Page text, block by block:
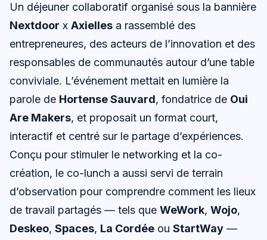
Un déjeuner collaboratif organisé sous la bannière
Nextdoor x Axielles a rassemblé des
entrepreneures, des acteurs de l’innovation et des
responsables de communautés autour d’une table
conviviale. L’événement mettait en lumière la
parole de Hortense Sauvard, fondatrice de Oui
Are Makers, et proposait un format court,
interactif et centré sur le partage d’expériences.
Conçu pour stimuler le networking et la co-
création, le co-lunch a aussi servi de terrain
d’observation pour comprendre comment les lieux
de travail partagés — tels que WeWork, Wojo,
Deskeo, Spaces, La Cordée ou StartWay —